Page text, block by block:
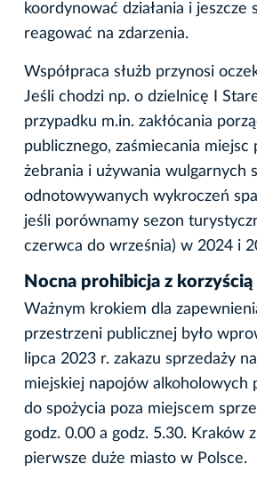
koordynować działania i jeszcze
reagować na zdarzenia.
Współpraca służb przynosi
Jeśli chodzi np. o dzielnicę I
przypadku m.in. zakłócania
publicznego, zaśmiecania miejsc
żebrania i używania wulgarnych
odnotowywanych wykroczeń
jeśli porównamy sezon
czerwca do września) w 2024 i
Nocna prohibicja z
Ważnym krokiem dla
przestrzeni publicznej było
lipca 2023 r. zakazu sprzedaży
miejskiej napojów alkoholowych
do spożycia poza miejscem
godz. 0.00 a godz. 5.30. Kraków
pierwsze duże miasto w Polsce.